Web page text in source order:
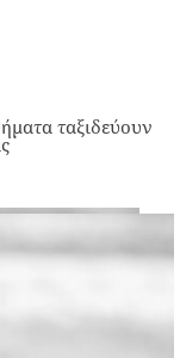
ταξιδεύουν